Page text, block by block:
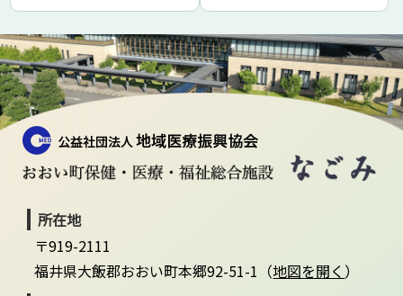
所在地
〒919-2111
福井県大飯郡おおい町本郷92-51-1（地図を開く ）